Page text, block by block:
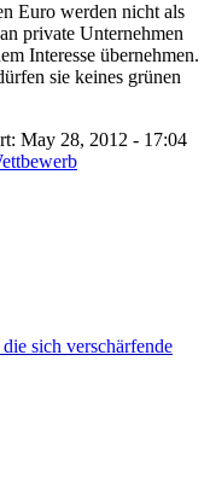
Euro werden nicht als
private Unternehmen
Interesse übernehmen.
sie keines grünen
May 28, 2012 - 17:04
sich verschärfende